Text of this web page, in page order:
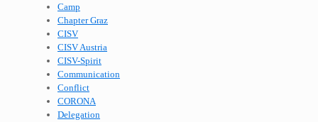
Camp
Chapter Graz
CISV
CISV Austria
CISV-Spirit
Communication
Conflict
CORONA
Delegation